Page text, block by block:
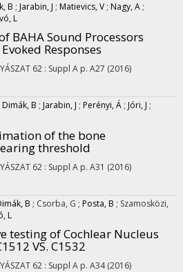
B ; Jarabin, J ; Matievics, V ; Nagy, A ;
L
BAHA Sound Processors
Responses
62 : Suppl A p. A27 (2016)
Dimák, B ; Jarabin, J ; Perényi, Á ; Jóri, J ;
of the bone
threshold
62 : Suppl A p. A31 (2016)
B ; Csorba, G ; Posta, B ; Szamosközi,
L
testing of Cochlear Nucleus
VS. C1532
62 : Suppl A p. A34(2016)